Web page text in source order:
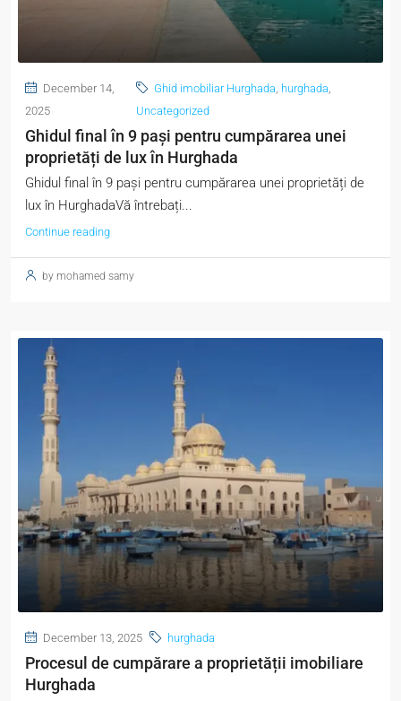
December 14,
2025
Ghid imobiliar Hurghada, hurghada,
Uncategorized
Ghidul final în 9 pași pentru cumpărarea unei
proprietăți de lux în Hurghada
Ghidul final în 9 pași pentru cumpărarea unei proprietăți de
lux în HurghadaVă întrebați...
Continue reading
by mohamed samy
December 13, 2025 hurghada
Procesul de cumpărare a proprietății imobiliare
Hurghada